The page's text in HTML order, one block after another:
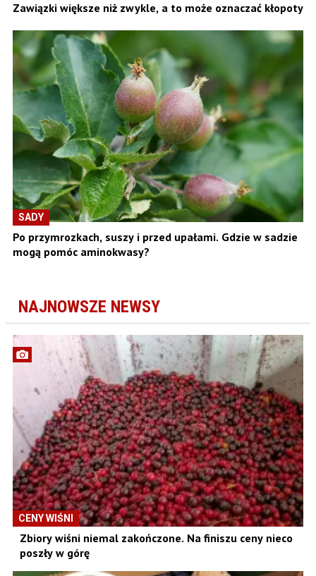
Zawiązki większe niż zwykle, a to może oznaczać kłopoty
SADY
Po przymrozkach, suszy i przed upałami. Gdzie w sadzie
mogą pomóc aminokwasy?
NAJNOWSZE NEWSY
CENY WIŚNI
Zbiory wiśni niemal zakończone. Na finiszu ceny nieco
poszły w górę